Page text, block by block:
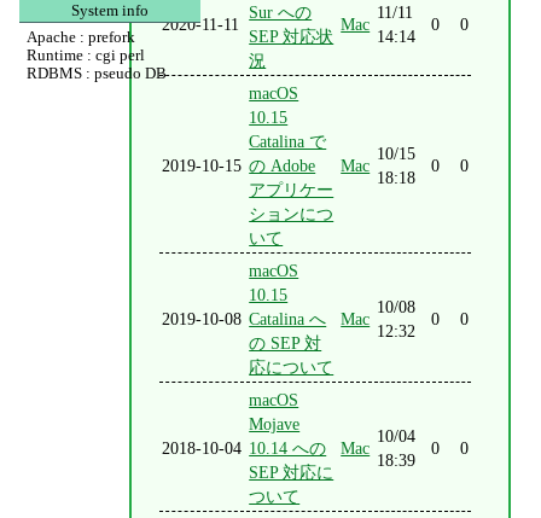
2020-11-11
Sur への
SEP 対応状
況
Mac
11/11
14:14
0 0
2019-10-15
macOS
10.15
Catalina で
の Adobe
アプリケー
ションにつ
いて
Mac
10/15
18:18
0 0
2019-10-08
macOS
10.15
Catalina へ
の SEP 対
応について
Mac
10/08
12:32
0 0
2018-10-04
macOS
Mojave
10.14 への
SEP 対応に
ついて
Mac
10/04
18:39
0 0
System info
Apache : prefork
Runtime : cgi perl
RDBMS : pseudo DB